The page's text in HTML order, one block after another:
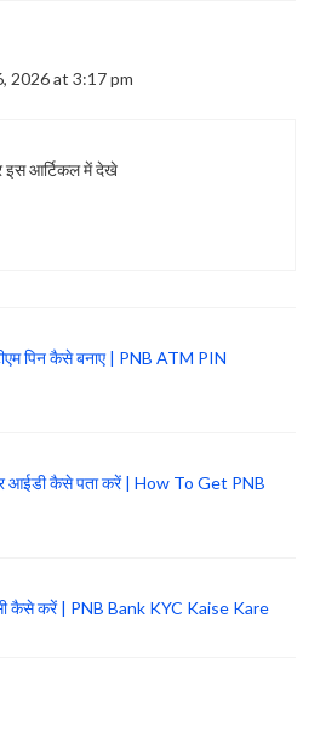
2026 at 3:17 pm
इस आर्टिकल में देखे
पिन कैसे बनाए | PNB ATM PIN
आईडी कैसे पता करें | How To Get PNB
कैसे करें | PNB Bank KYC Kaise Kare